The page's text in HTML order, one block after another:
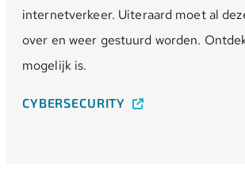
internetverkeer. Uiteraard moet al
over en weer gestuurd worden.
mogelijk is.
CYBERSECURITY